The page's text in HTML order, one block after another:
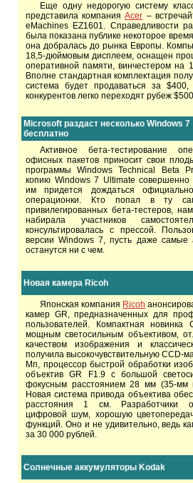
Еще одну недорогую систему
представила компанияAcer –
eMachines EZ1601. Справедливости
была показана публике некоторое
она добралась до рынка Европы.
18,5-дюймовым дисплеем, оснащен
оперативной памяти, винчестером на
Вполне стандартная комплектация
система будет продаваться за $400,
конкурентов легко переходят рубеж
Microsoft раздаст несколько Windows 7
бесплатно
Активное бета-тестирование
офисных пакетов приносит свои
программы Windows Technical Beta
копию Windows 7 Ultimate совершенно
им придется дождаться
операционки. Кто попал в ту
привилегированных бета-тестеров,
набирала участников
консультировалась с прессой.
версии Windows 7, пусть даже самые
останутся ни с чем.
Новая камера Ricoh
Японская компания Ricoh
камер GR, предназначенных для
пользователей. Компактная
мощным светосильным объективом,
качеством изображения и
получила высокочувствительную CCD-
Мп, процессор быстрой обработки
объектив GR F1.9 с большой
фокусным расстоянием 28 мм (35-мм
Новая система привода объектива
расстояния 1 см. Разработчики
цифровой шум, хорошую
функций. Оно и не удивительно, ведь
за 30 000 рублей.
Солнечные аккумуляторы Kodak